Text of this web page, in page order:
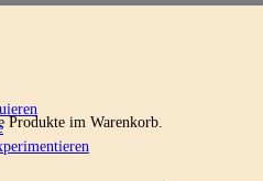
Produkte im Warenkorb.